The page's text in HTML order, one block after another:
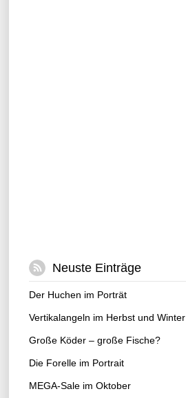
Neuste Einträge
Der Huchen im Porträt
Vertikalangeln im Herbst und Winter
Große Köder – große Fische?
Die Forelle im Portrait
MEGA-Sale im Oktober